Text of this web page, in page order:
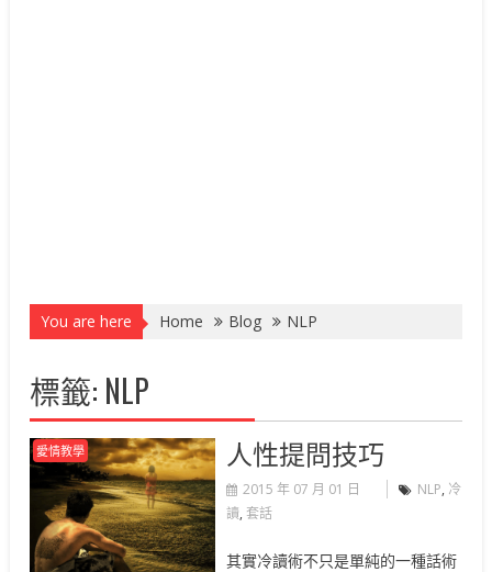
You are here Home Blog NLP
標籤: NLP
愛情教學 人性提問技巧
2015 年 07 月 01 日 NLP, 冷
讀, 套話
其實冷讀術不只是單純的一種話術